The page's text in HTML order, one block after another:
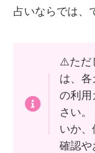
占いならでは、
⚠️ただ
は、各
の利用
さい
いか、
確認や